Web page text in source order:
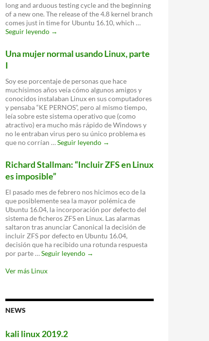
long and arduous testing cycle and the beginning
of a new one. The release of the 4.8 kernel branch
comes just in time for Ubuntu 16.10, which …
Seguir leyendo Linux
will
hardware,
including
your
Microsoft
Surface
3
→
Una mujer normal usando Linux, parte
I
Soy ese porcentaje de personas que hace
muchísimos años veía cómo algunos amigos y
conocidos instalaban Linux en sus computadores
y pensaba “KE PERNOS”, pero al mismo tiempo,
leía sobre este sistema operativo que (como
atractivo) era mucho más rápido de Windows y
no le entraban virus pero su único problema es
que no corrían …Seguir leyendo Una
usando
I
→
Richard Stallman: “Incluir ZFS en Linux
es imposible”
El pasado mes de febrero nos hicimos eco de la
que posiblemente sea la mayor polémica de
Ubuntu 16.04, la incorporación por defecto del
sistema de ficheros ZFS en Linux. Las alarmas
saltaron tras anunciar Canonical la decisión de
incluir ZFS por defecto en Ubuntu 16.04,
decisión que ha recibido una rotunda respuesta
por parte …Seguir leyendo Richard
→
Ver más Linux
NEWS
kali linux 2019.2